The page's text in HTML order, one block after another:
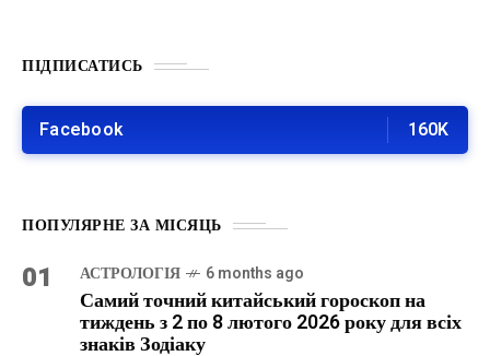
ПІДПИСАТИСЬ
Facebook 160K
ПОПУЛЯРНЕ ЗА МІСЯЦЬ
01 АСТРОЛОГІЯ 6 months ago
Самий точний китайський гороскоп на
тиждень з 2 по 8 лютого 2026 року для всіх
знаків Зодіаку